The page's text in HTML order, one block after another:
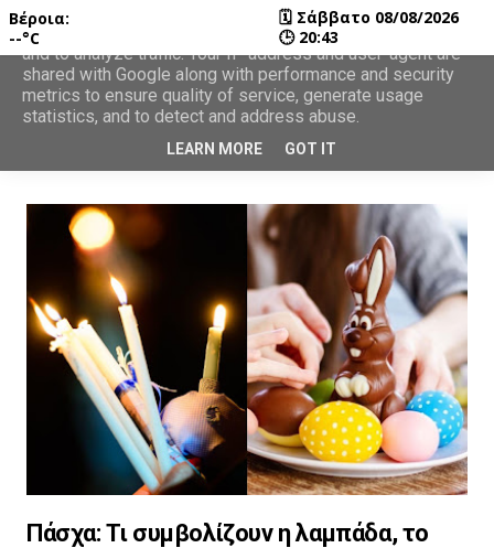
Πάσχα: Τι συμβολίζουν η λαμπάδα, το
Βέροια:
--°C
🗓 Σάββατο 08/08/2026
🕒 20:43
This site uses cookies from Google to deliver its services
and to analyze traffic. Your IP address and user-agent are
shared with Google along with performance and security
metrics to ensure quality of service, generate usage
statistics, and to detect and address abuse.
LEARN MORE GOT IT